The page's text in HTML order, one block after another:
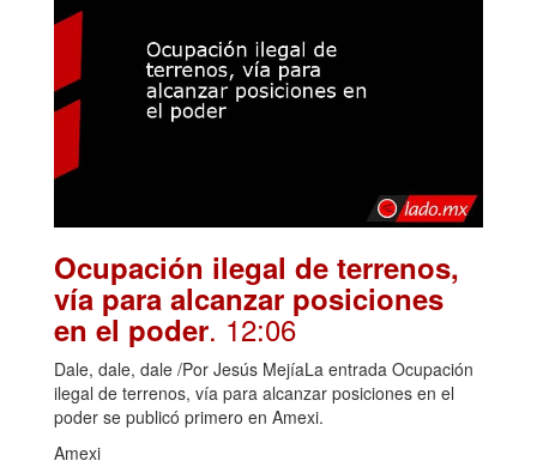
Ocupación ilegal de terrenos,
vía para alcanzar posiciones
en el poder. 12:06
Dale, dale, dale /Por Jesús MejíaLa entrada Ocupación
ilegal de terrenos, vía para alcanzar posiciones en el
poder se publicó primero en Amexi.
Amexi